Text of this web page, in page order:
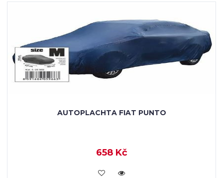
AUTOPLACHTA FIAT PUNTO
658 Kč
KOUPIT